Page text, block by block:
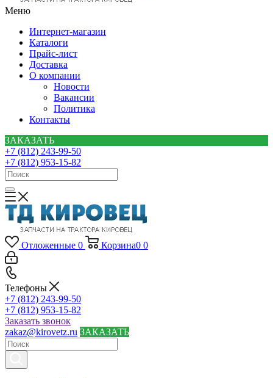
Меню
Интернет-магазин
Каталоги
Прайс-лист
Доставка
О компании
Новости
Вакансии
Политика
Контакты
ЗАКАЗАТЬ
+7 (812) 243-99-50
+7 (812) 953-15-82
Отложенные 0 Корзина0 0
Телефоны
+7 (812) 243-99-50
+7 (812) 953-15-82
Заказать звонок
zakaz@kirovetz.ru ЗАКАЗАТЬ